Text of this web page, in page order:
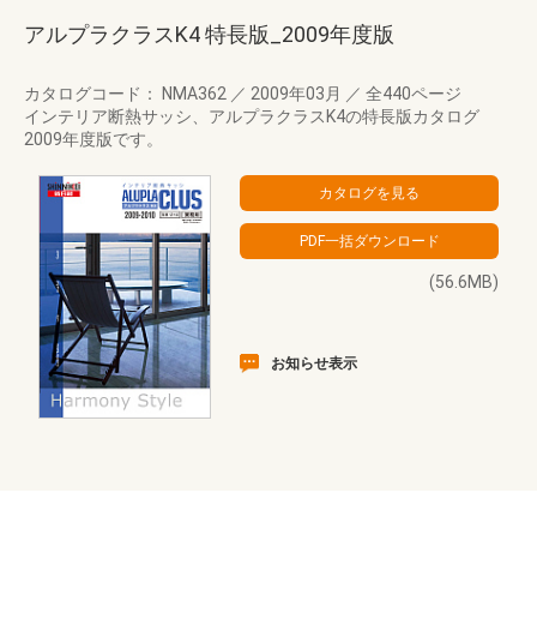
アルプラクラスK4 特長版_2009年度版
カタログコード： NMA362 ／ 2009年03月 ／ 全440ページ
インテリア断熱サッシ、アルプラクラスK4の特長版カタログ
2009年度版です。
(56.6MB)
お知らせ表示